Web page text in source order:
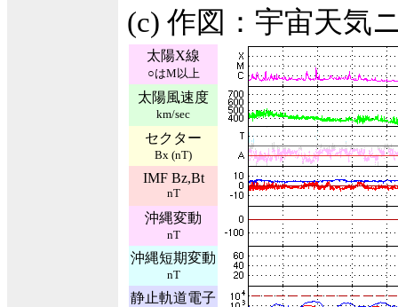
(c) 作図：宇宙天気
太陽X線
○はM以上
太陽風速度
km/sec
セクター
Bx (nT)
IMF Bz,Bt
nT
沖縄変動
nT
沖縄短期変動
nT
静止軌道電子